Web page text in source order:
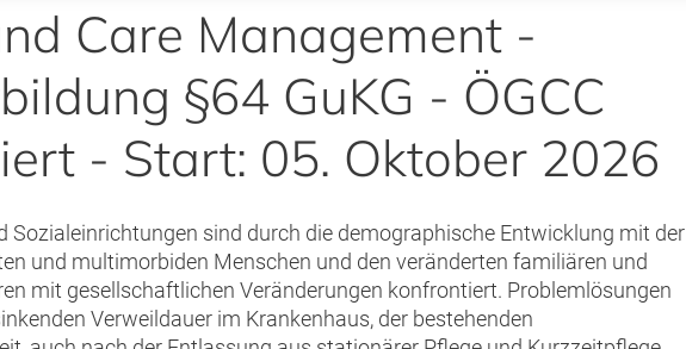
Care Management -
§64 GuKG - ÖGCC
- Start: 05. Oktober 2026
Sozialeinrichtungen sind durch die demographische Entwicklung mit der
und multimorbiden Menschen und den veränderten familiären und
mit gesellschaftlichen Veränderungen konfrontiert. Problemlösungen
Verweildauer im Krankenhaus, der bestehenden